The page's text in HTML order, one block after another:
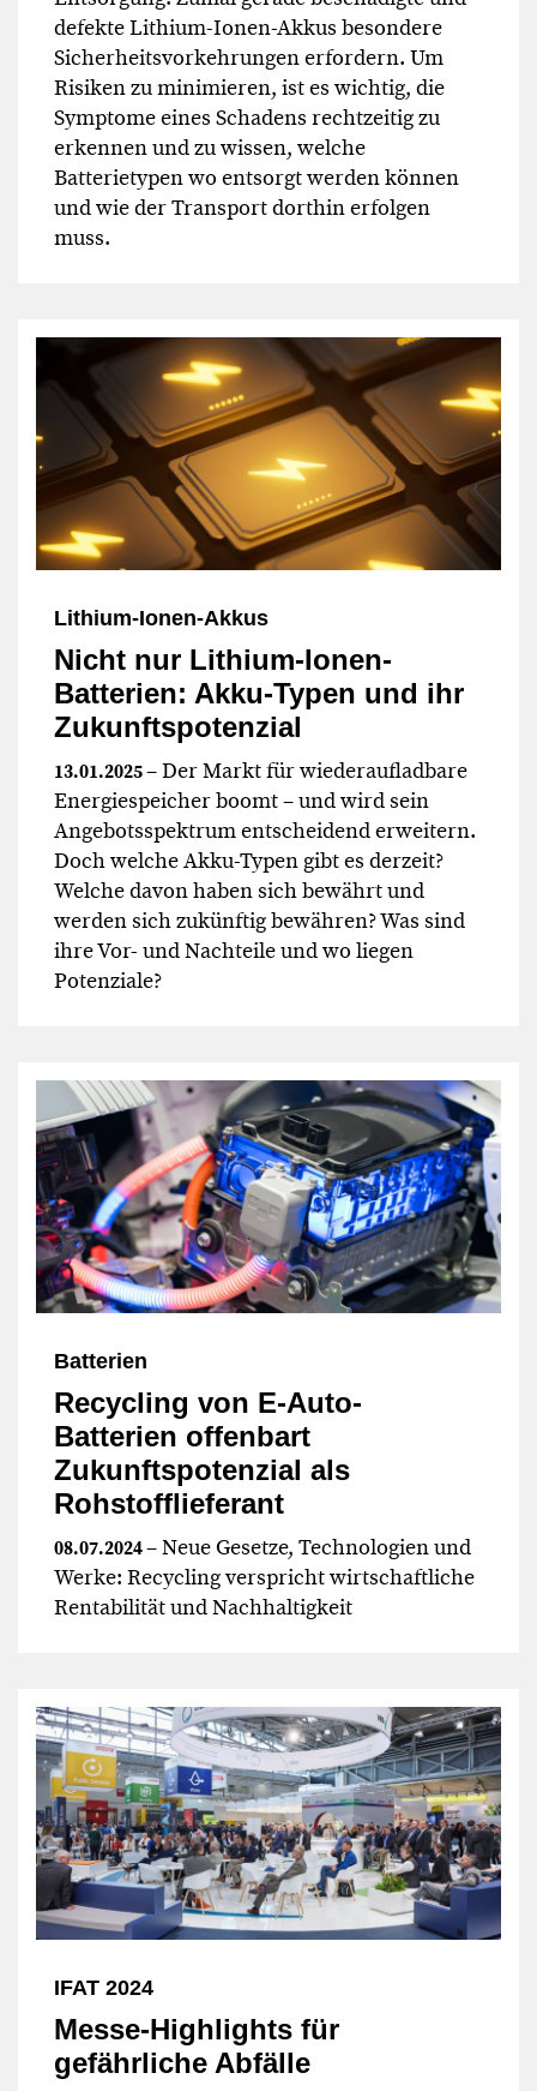
defekte Lithium-Ionen-Akkus besondere
Sicherheitsvorkehrungen erfordern. Um
Risiken zu minimieren, ist es wichtig, die
Symptome eines Schadens rechtzeitig zu
erkennen und zu wissen, welche
Batterietypen wo entsorgt werden können
und wie der Transport dorthin erfolgen
muss.
Lithium-Ionen-Akkus
Nicht nur Lithium-Ionen-
Batterien: Akku-Typen und ihr
Zukunftspotenzial
13.01.2025– Der Markt für wiederaufladbare
Energiespeicher boomt – und wird sein
Angebotsspektrum entscheidend erweitern.
Doch welche Akku-Typen gibt es derzeit?
Welche davon haben sich bewährt und
werden sich zukünftig bewähren? Was sind
ihre Vor- und Nachteile und wo liegen
Potenziale?
Batterien
Recycling von E-Auto-
Batterien offenbart
Zukunftspotenzial als
Rohstofflieferant
08.07.2024– Neue Gesetze, Technologien und
Werke: Recycling verspricht wirtschaftliche
Rentabilität und Nachhaltigkeit
IFAT 2024
Messe-Highlights für
gefährliche Abfälle